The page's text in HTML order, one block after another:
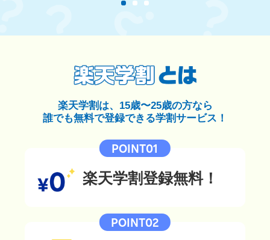
楽天学割は、15歳〜25歳の方なら
誰でも無料で登録できる学割サービス！
POINT01
楽天学割登録無料！
POINT02